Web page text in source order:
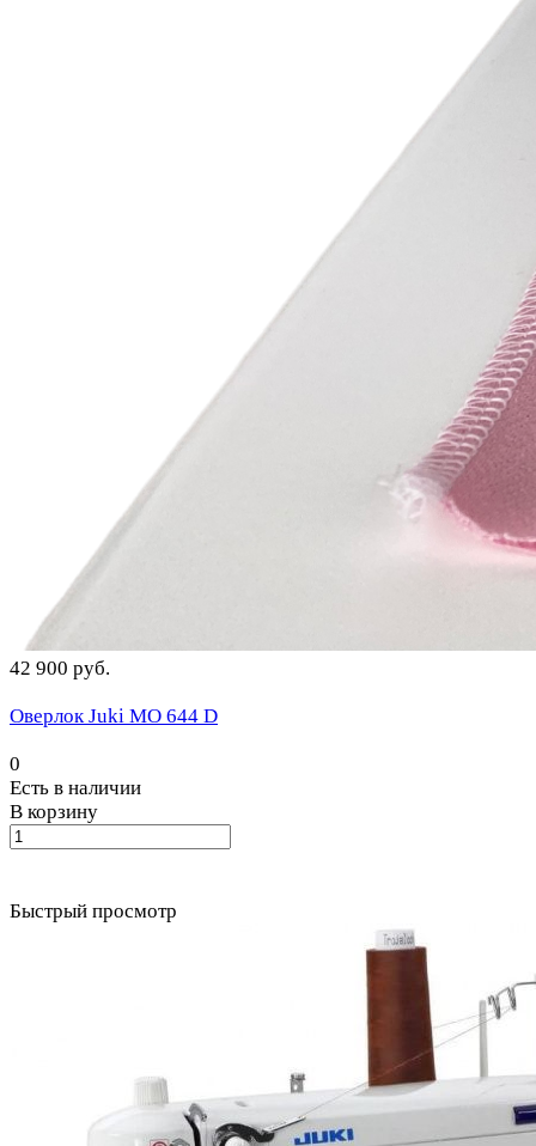
42 900 руб.
Оверлок Juki MO 644 D
0
Есть в наличии
В корзину
Быстрый просмотр